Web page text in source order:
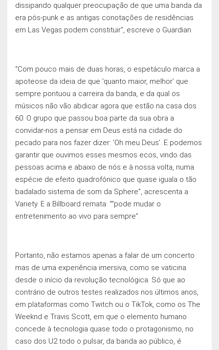
dissipando qualquer preocupação de que uma banda da
era pós-punk e as antigas conotações de residências
em Las Vegas podem constituir”, escreve o Guardian.
“Com pouco mais de duas horas, o espetáculo marca a
apoteose da ideia de que ‘quanto maior, melhor’ que
sempre pontuou a carreira da banda, e da qual os
músicos não vão abdicar agora que estão na casa dos
60. O grupo que passou boa parte da sua obra a
convidar-nos a pensar em Deus está na cidade do
pecado para nos fazer dizer: ‘Oh meu Deus’. E podemos
garantir que ouvimos esses mesmos ecos, vindo das
pessoas acima e abaixo de nós e à nossa volta, numa
espécie de efeito quadrofónico que quase iguala o tão
badalado sistema de som da Sphere”, acrescenta a
Variety. E a Billboard remata: ““pode mudar o
entretenimento ao vivo para sempre”.
Portanto, não estamos apenas a falar de um concerto
mas de uma experiência imersiva, como se vaticina
desde o início da revolução tecnológica. Só que ao
contrário de outros testes realizados nos últimos anos,
em plataformas como Twitch ou o TikTok, como os The
Weeknd e Travis Scott, em que o elemento humano
concede à tecnologia quase todo o protagonismo, no
caso dos U2 todo o pulsar, da banda ao público, é